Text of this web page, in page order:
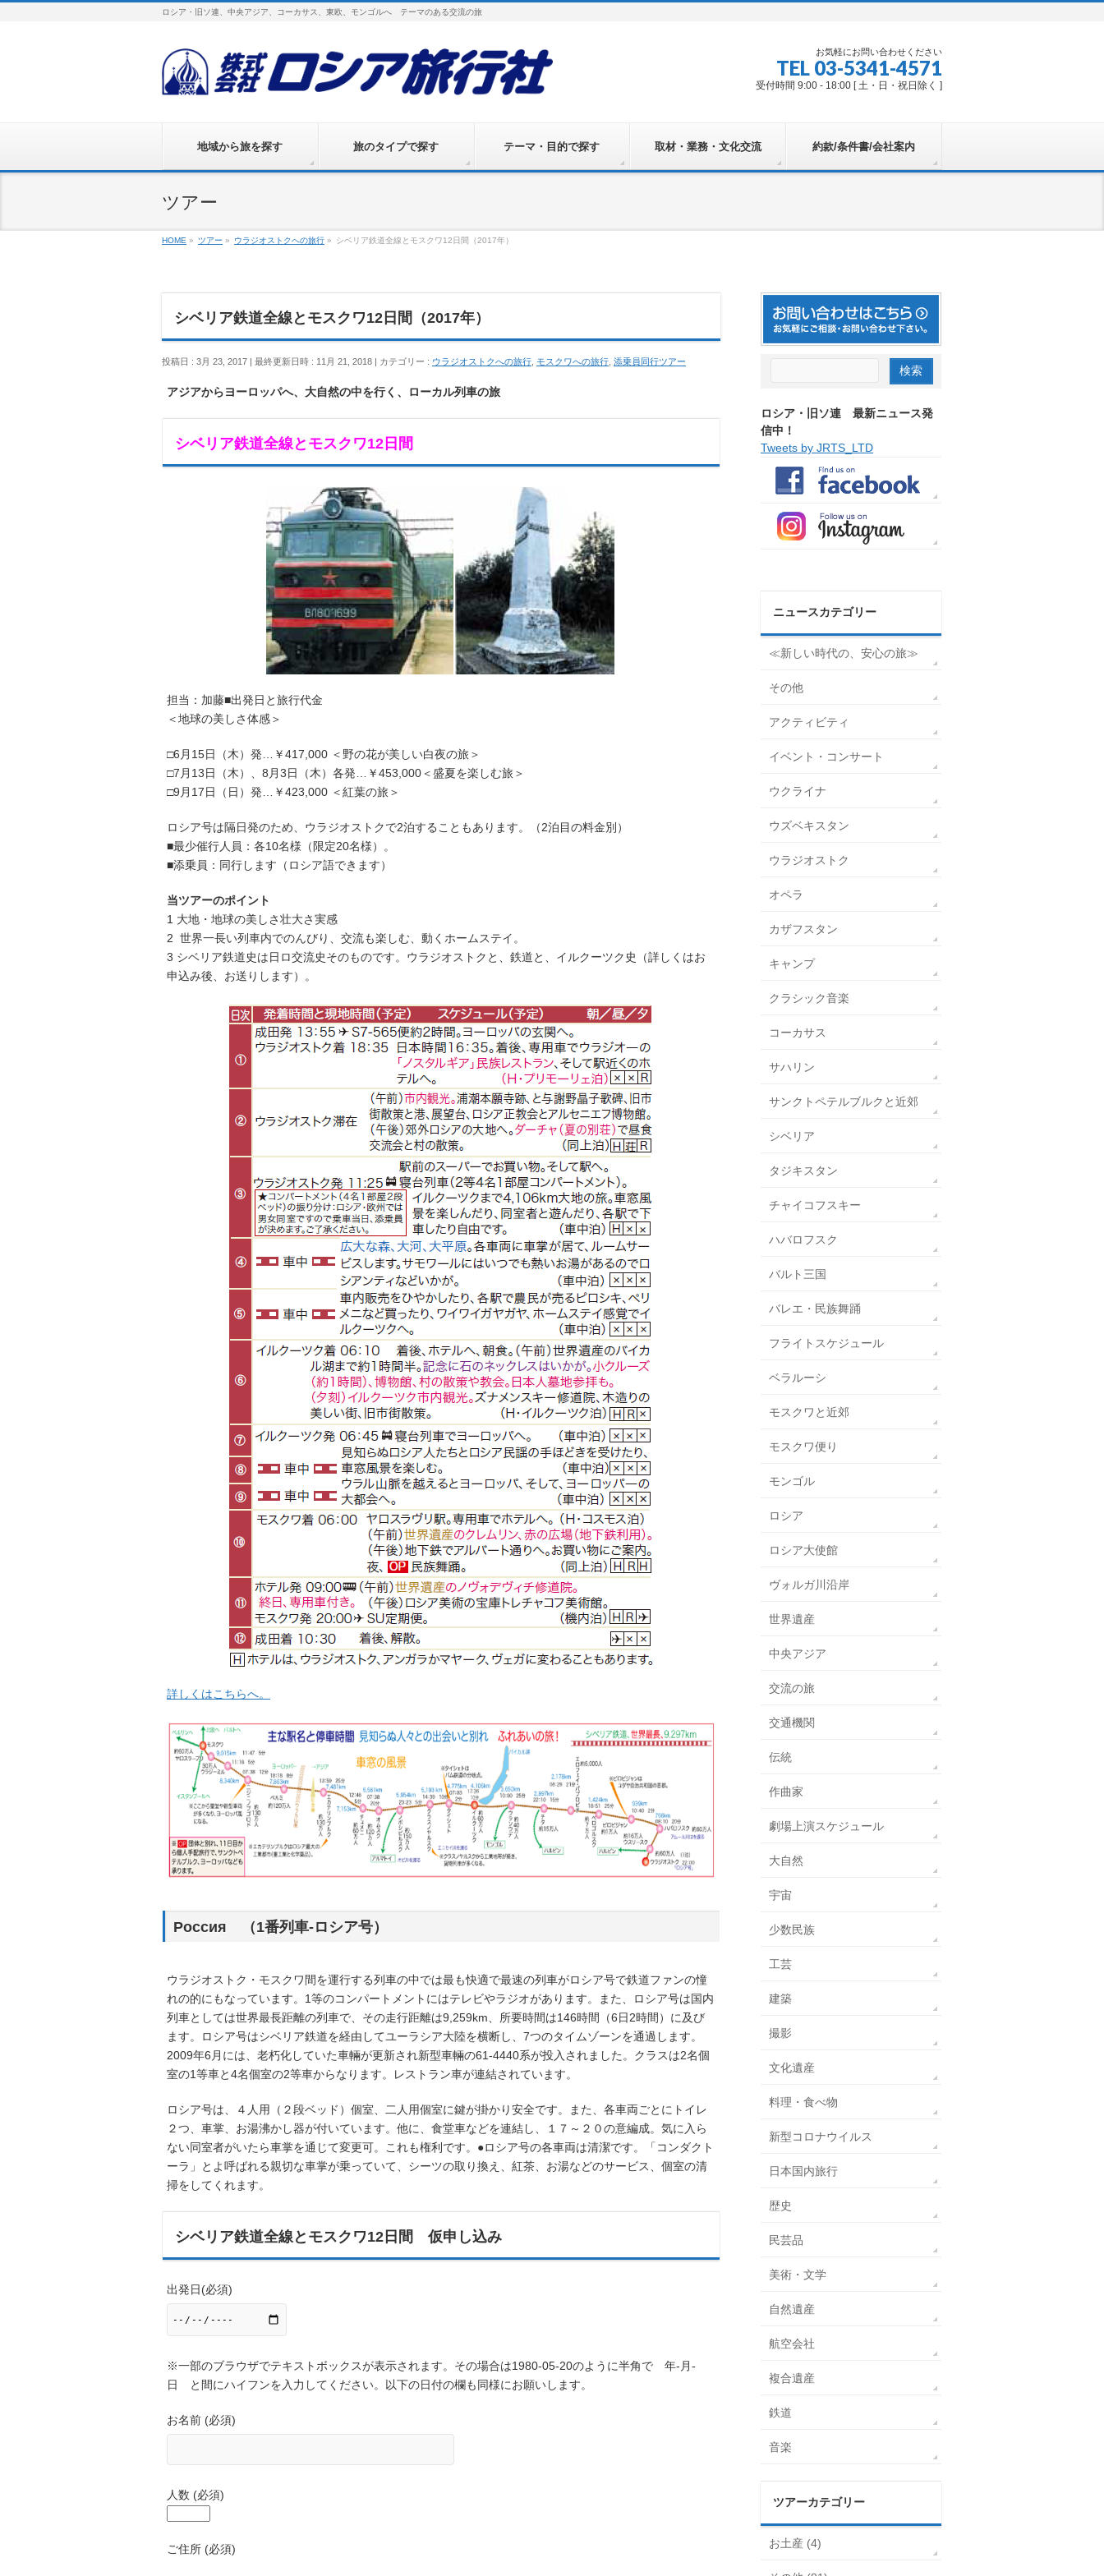
ロシア・旧ソ連、中央アジア、コーカサス、東欧、モンゴルへ テーマのある交流の旅
お気軽にお問い合わせください
TEL 03-5341-4571
受付時間 9:00 - 18:00 [ 土・日・祝日除く ]
地域から旅を探す 旅のタイプで探す テーマ・目的で探す 取材・業務・文化交流 約款/条件書/会社案内
ツアー
HOME » ツアー » ウラジオストクへの旅行 » シベリア鉄道全線とモスクワ12日間（2017年）
シベリア鉄道全線とモスクワ12日間（2017年）
投稿日 : 3月 23, 2017 最終更新日時 : 11月 21, 2018 カテゴリー : ウラジオストクへの旅行 モスクワへの旅行 添乗員同行ツアー
アジアからヨーロッパへ、大自然の中を行く、ローカル列車の旅
シベリア鉄道全線とモスクワ12日間
担当：加藤■出発日と旅行代金
＜地球の美しさ体感＞
□6月15日（木）発…￥417,000 ＜野の花が美しい白夜の旅＞
□7月13日（木）、8月3日（木）各発…￥453,000＜盛夏を楽しむ旅＞
□9月17日（日）発…￥423,000 ＜紅葉の旅＞
ロシア号は隔日発のため、ウラジオストクで2泊することもあります。（2泊目の料金別）
■最少催行人員：各10名様（限定20名様）。
■添乗員：同行します（ロシア語できます）
当ツアーのポイント
1 大地・地球の美しさ壮大さ実感
2 世界一長い列車内でのんびり、交流も楽しむ、動くホームステイ。
3 シベリア鉄道史は日ロ交流史そのものです。ウラジオストクと、鉄道と、イルクーツク史（詳しくはお
申込み後、お送りします）。
詳しくはこちらへ。
Россия （1番列車-ロシア号）
ウラジオストク・モスクワ間を運行する列車の中では最も快適で最速の列車がロシア号で鉄道ファンの憧
れの的にもなっています。1等のコンパートメントにはテレビやラジオがあります。また、ロシア号は国内
列車としては世界最長距離の列車で、その走行距離は9,259km、所要時間は146時間（6日2時間）に及び
ます。ロシア号はシベリア鉄道を経由してユーラシア大陸を横断し、7つのタイムゾーンを通過します。
2009年6月には、老朽化していた車輛が更新され新型車輛の61-4440系が投入されました。クラスは2名個
室の1等車と4名個室の2等車からなります。レストラン車が連結されています。
ロシア号は、４人用（２段ベッド）個室、二人用個室に鍵が掛かり安全です。また、各車両ごとにトイレ
２つ、車掌、お湯沸かし器が付いています。他に、食堂車などを連結し、１７～２０の意編成。気に入ら
ない同室者がいたら車掌を通じて変更可。これも権利です。●ロシア号の各車両は清潔です。「コンダクト
ーラ」とよ呼ばれる親切な車掌が乗っていて、シーツの取り換え、紅茶、お湯などのサービス、個室の清
掃をしてくれます。
シベリア鉄道全線とモスクワ12日間 仮申し込み
出発日(必須)
※一部のブラウザでテキストボックスが表示されます。その場合は1980-05-20のように半角で 年-月-
日 と間にハイフンを入力してください。以下の日付の欄も同様にお願いします。
お名前 (必須)
人数 (必須)
ご住所 (必須)
ロシア・旧ソ連 最新ニュース発
信中！
Tweets by JRTS_LTD
ニュースカテゴリー
≪新しい時代の、安心の旅≫
その他
アクティビティ
イベント・コンサート
ウクライナ
ウズベキスタン
ウラジオストク
オペラ
カザフスタン
キャンプ
クラシック音楽
コーカサス
サハリン
サンクトペテルブルクと近郊
シベリア
タジキスタン
チャイコフスキー
ハバロフスク
バルト三国
バレエ・民族舞踊
フライトスケジュール
ベラルーシ
モスクワと近郊
モスクワ便り
モンゴル
ロシア
ロシア大使館
ヴォルガ川沿岸
世界遺産
中央アジア
交流の旅
交通機関
伝統
作曲家
劇場上演スケジュール
大自然
宇宙
少数民族
工芸
建築
撮影
文化遺産
料理・食べ物
新型コロナウイルス
日本国内旅行
歴史
民芸品
美術・文学
自然遺産
航空会社
複合遺産
鉄道
音楽
ツアーカテゴリー
お土産 (4)